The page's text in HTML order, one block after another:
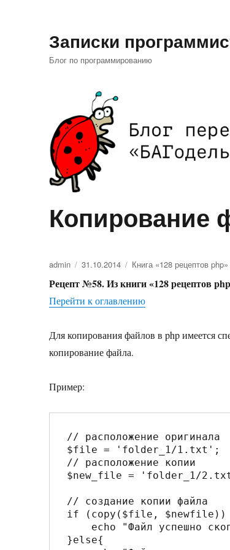
Записки
Блог по программированию
Копирование
Автор
admin Опубликовано
31.10.2014 Рубрики
Книга «128 рецептов php»
Рецепт №58. Из книги «128 рецептов
Перейти к оглавлению
Для копирования файлов в php имеется
копирование файла.
Пример:
// расположение оригинала
$file = 'folder_1/1.txt';
// расположение копии
$new_file = 'folder_1/
// создание копии файла
if (copy($file, $newfile))
}else{